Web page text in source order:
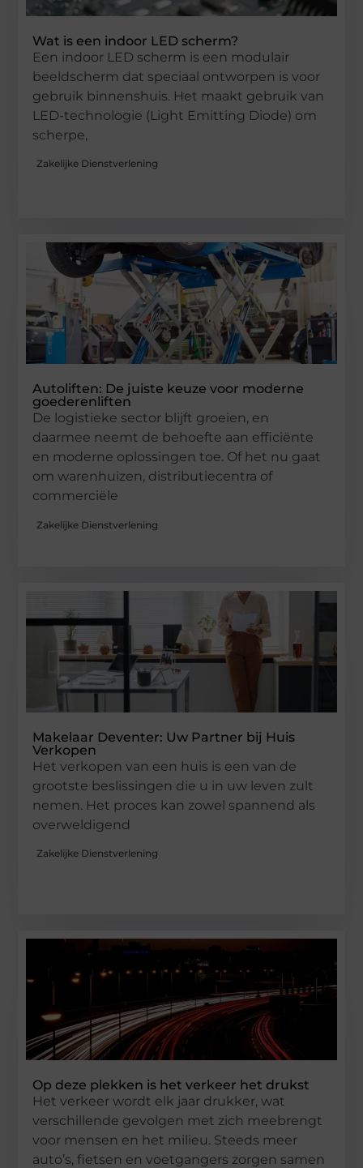
Wat is een indoor LED scherm?
Een indoor LED scherm is een modulair
beeldscherm dat speciaal ontworpen is voor
gebruik binnenshuis. Het maakt gebruik van
LED-technologie (Light Emitting Diode) om
scherpe,
Zakelijke Dienstverlening
Autoliften: De juiste keuze voor moderne
goederenliften
De logistieke sector blijft groeien, en
daarmee neemt de behoefte aan efficiënte
en moderne oplossingen toe. Of het nu gaat
om warenhuizen, distributiecentra of
commerciële
Zakelijke Dienstverlening
Makelaar Deventer: Uw Partner bij Huis
Verkopen
Het verkopen van een huis is een van de
grootste beslissingen die u in uw leven zult
nemen. Het proces kan zowel spannend als
overweldigend
Zakelijke Dienstverlening
Op deze plekken is het verkeer het drukst
Het verkeer wordt elk jaar drukker, wat
verschillende gevolgen met zich meebrengt
voor mensen en het milieu. Steeds meer
auto’s, fietsen en voetgangers zorgen samen